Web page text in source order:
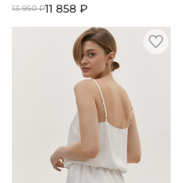
13 950 ₽11 858 ₽